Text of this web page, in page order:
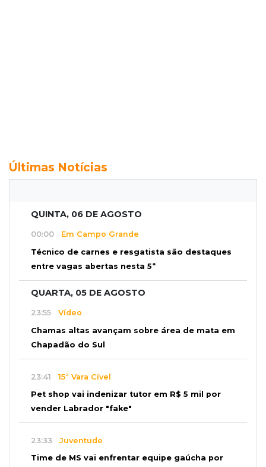
Últimas Notícias
QUINTA, 06 DE AGOSTO
00:00 Em Campo Grande
Técnico de carnes e resgatista são destaques
entre vagas abertas nesta 5ª
QUARTA, 05 DE AGOSTO
23:55 Vídeo
Chamas altas avançam sobre área de mata em
Chapadão do Sul
23:41 15ª Vara Cível
Pet shop vai indenizar tutor em R$ 5 mil por
vender Labrador "fake"
23:33 Juventude
Time de MS vai enfrentar equipe gaúcha por